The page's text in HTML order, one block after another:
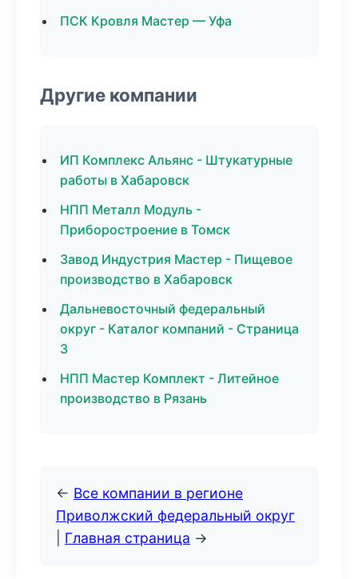
ПСК Кровля Мастер — Уфа
Другие компании
ИП Комплекс Альянс - Штукатурные
работы в Хабаровск
НПП Металл Модуль -
Приборостроение в Томск
Завод Индустрия Мастер - Пищевое
производство в Хабаровск
Дальневосточный федеральный
округ - Каталог компаний - Страница
3
НПП Мастер Комплект - Литейное
производство в Рязань
← Все компании в регионе
Приволжский федеральный округ
Главная страница →